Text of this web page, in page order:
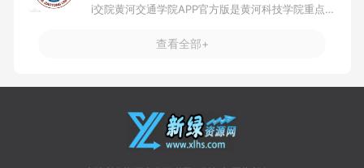
i交院黄河交通学院APP官方版是黄河科技学院重点支持的一所具有鲜明特色的软件学院，致力于培养具有创新精神和实践能力的高素质软件工程人才。学院依托黄河科技学院的优势资源，免费下载安装吧！
查看全部+